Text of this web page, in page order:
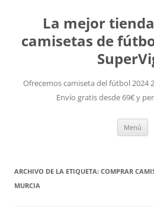
La mejor
camisetas de
Ofrecemos camiseta del fútbol 2024
Envío gratis desde 69€ y
Menú
ARCHIVO DE LA ETIQUETA: COMPRAR
MURCIA